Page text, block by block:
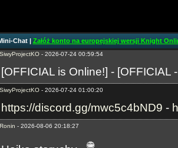
Chat | Załóż konto na europejskiej wersji Knight
[Prime-MYKO] - [New Server The
SiwyProjectKO- 2026-07-24 00:59:54
[OFFICIAL is Online!] - [OFFICIAL
SiwyProjectKO- 2026-07-24 01:00:20
https://discord.gg/mwc5c4bND9 -
Ronin - 2026-08-06 20:18:27